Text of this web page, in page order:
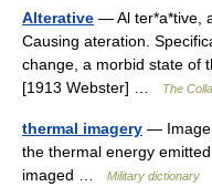
Alterative — Al ter*a*tive,
Causing ateration.
change, a morbid state of
[1913 Webster] …
The
thermal imagery —
the thermal energy
imaged …
Military dictionary